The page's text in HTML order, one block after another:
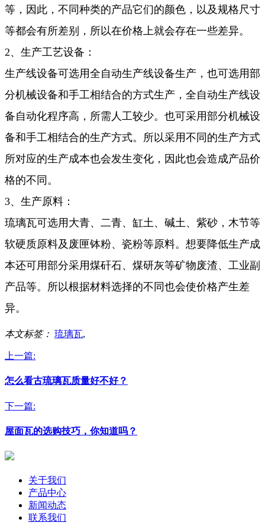
等，因此，不同种类的产品它们的颜色，以及规格尺寸
等都会有所差别，所以在价格上就会存在一些差异。
2、生产工艺设备：
生产线设备可选用全自动生产线设备生产，也可选用部
分机械设备和手工相结合的方式生产，全自动生产线设
备自动化程序高，所需人工较少。也可采用部分机械设
备和手工相结合的生产方式。所以采用不同的生产方式
所对应的生产成本也会发生变化，因此也会造成产品价
格的不同。
3、生产原料：
琉璃瓦可选用大青、二青、缸土、碱土、紫砂，木节等
软硬质原料及废匣钵粉、瓷粉等原料。想要降低生产成
本还可用部分采用煤矸石、煤研灰等矿物废渣、工业副
产品等。所以根据材料选择的不同也会使价格产生差
异。
本文标签： 琉璃瓦,
上一篇:
怎么看古琉璃瓦质量好不好？
下一篇:
屋面瓦的选购技巧，你知道吗？
关于我们
产品中心
新闻动态
联系我们